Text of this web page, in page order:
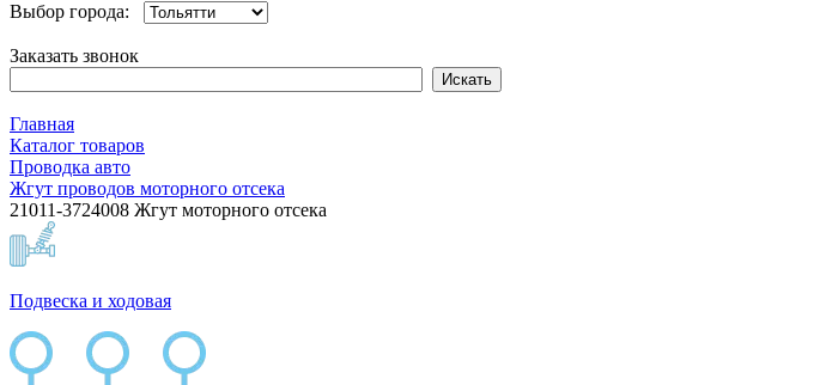
Выбор города:
Заказать звонок
Главная
Каталог товаров
Проводка авто
Жгут проводов моторного отсека
21011-3724008 Жгут моторного отсека
Подвеска и ходовая